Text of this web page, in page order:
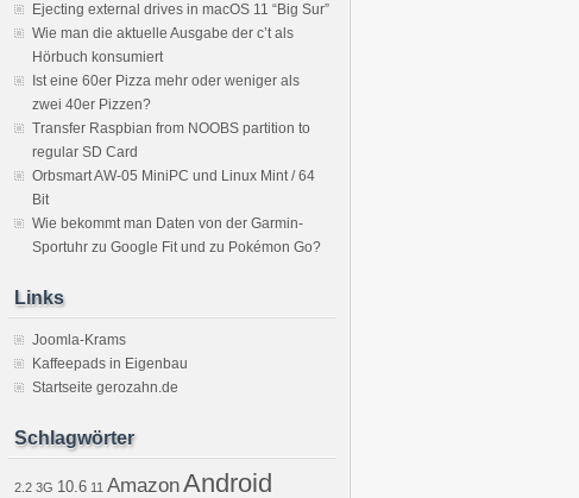
Ejecting external drives in macOS 11 “Big Sur”
Wie man die aktuelle Ausgabe der c’t als
Hörbuch konsumiert
Ist eine 60er Pizza mehr oder weniger als
zwei 40er Pizzen?
Transfer Raspbian from NOOBS partition to
regular SD Card
Orbsmart AW-05 MiniPC und Linux Mint / 64
Bit
Wie bekommt man Daten von der Garmin-
Sportuhr zu Google Fit und zu Pokémon Go?
Links
Joomla-Krams
Kaffeepads in Eigenbau
Startseite gerozahn.de
Schlagwörter
2.2 3G 10.6 11 AmazonAndroid